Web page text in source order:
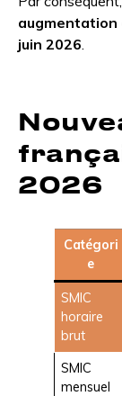
augmentation
juin 2026
2026
Catégori
e
SMIC
horaire
brut
SMIC
mensuel